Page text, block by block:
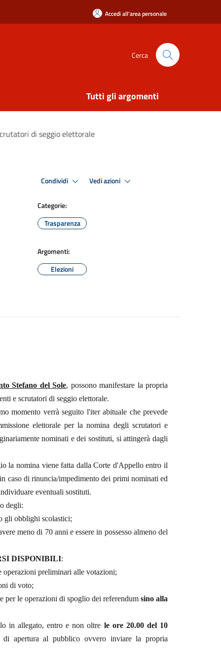
Accedi all'area personale
Cerca
Tutti gli argomenti
di seggio elettorale
Condividi Vedi azioni
Categorie:
Trasparenza
Argomenti:
Elezioni
Stefano del Sole, possono manifestare la propria
e scrutatori di seggio elettorale.
momento verrà seguito l'iter abituale che prevede
elettorale per la nomina degli scrutatori e
nominati e dei sostituti, si attingerà dagli
la nomina viene fatta dalla Corte d'Appello entro il
caso di rinuncia/impedimento dei primi nominati ed
eventuali sostituti.
degli:
gli obblighi scolastici;
meno di 70 anni e essere in possesso almeno del
DISPONIBILI:
operazioni preliminari alle votazioni;
di voto;
per le operazioni di spoglio dei referendum sino alla
in allegato, entro e non oltre le ore 20.00 del 10
apertura al pubblico ovvero inviare la propria